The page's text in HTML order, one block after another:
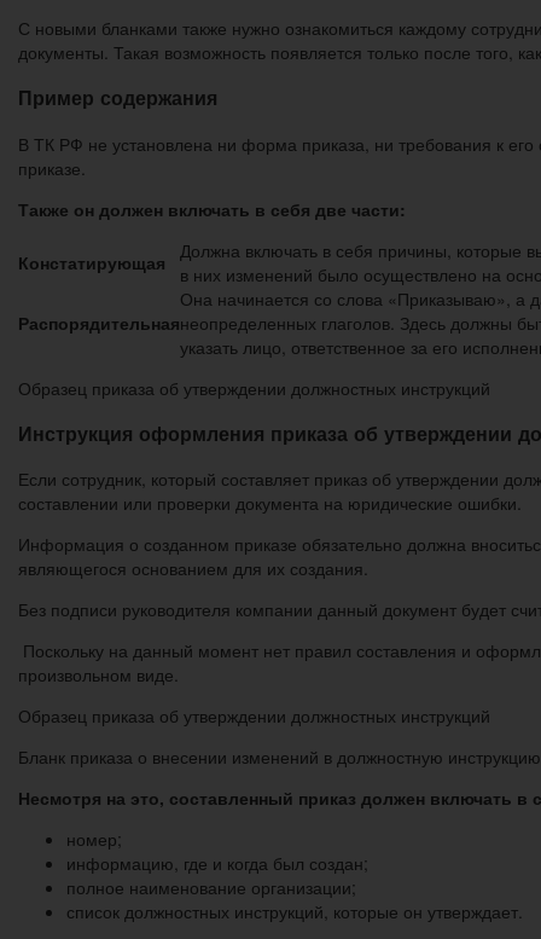
С новыми бланками также нужно ознакомиться каждому
документы. Такая возможность появляется только после того,
Пример содержания
В ТК РФ не установлена ни форма приказа, ни требования к
приказе.
Также он должен включать в себя две части:
Констатирующая
Должна включать в себя причины, которые
в них изменений было осуществлено на
Распорядительная
Она начинается со слова «Приказываю», а
неопределенных глаголов. Здесь должны
указать лицо, ответственное за его
Образец приказа об утверждении должностных инструкций
Инструкция оформления приказа об утверждении
Если сотрудник, который составляет приказ об утверждении
составлении или проверки документа на юридические ошибки.
Информация о созданном приказе обязательно должна
являющегося основанием для их создания.
Без подписи руководителя компании данный документ будет
Поскольку на данный момент нет правил составления и
произвольном виде.
Образец приказа об утверждении должностных инструкций
Бланк приказа о внесении изменений в должностную инструкцию
Несмотря на это, составленный приказ должен включать в
номер;
информацию, где и когда был создан;
полное наименование организации;
список должностных инструкций, которые он утверждает.